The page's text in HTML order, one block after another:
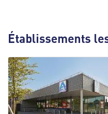
Établissements